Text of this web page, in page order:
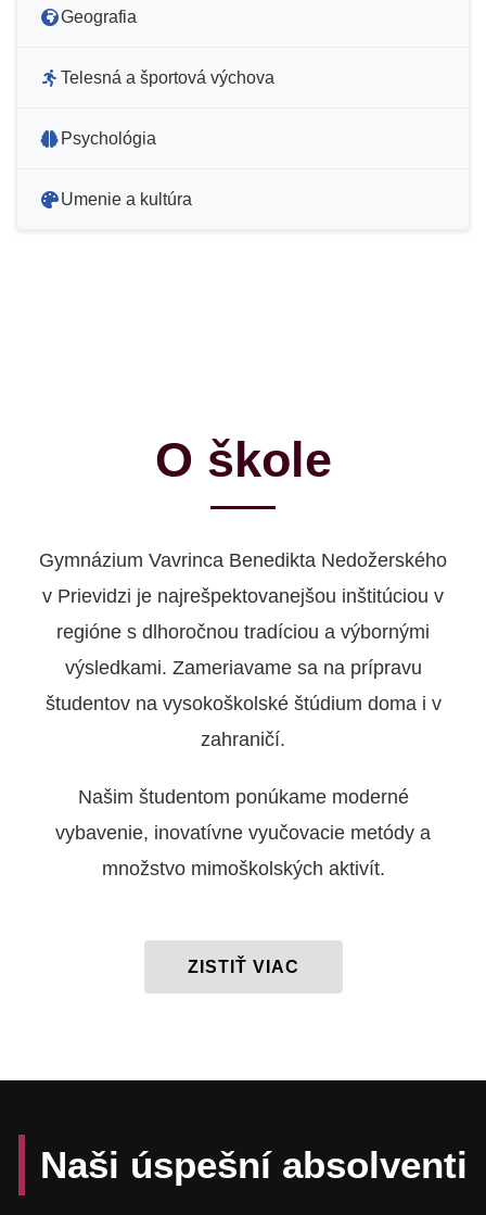
Geografia
Telesná a športová výchova
Psychológia
Umenie a kultúra
O škole
Gymnázium Vavrinca Benedikta Nedožerského
v Prievidzi je najrešpektovanejšou inštitúciou v
regióne s dlhoročnou tradíciou a výbornými
výsledkami. Zameriavame sa na prípravu
študentov na vysokoškolské štúdium doma i v
zahraničí.
Našim študentom ponúkame moderné
vybavenie, inovatívne vyučovacie metódy a
množstvo mimoškolských aktivít.
ZISTIŤ VIAC
Naši úspešní absolventi